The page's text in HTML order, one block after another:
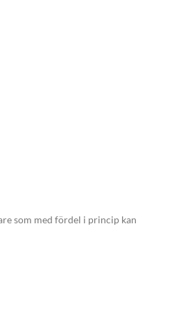
som med fördel i princip kan